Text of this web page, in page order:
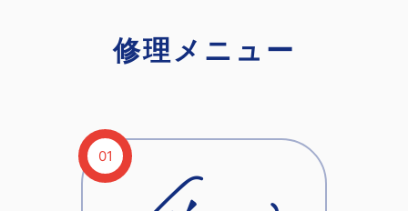
修理メニュー